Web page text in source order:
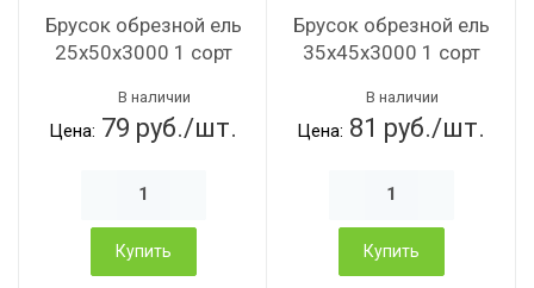
Брусок обрезной ель
25х50х3000 1 сорт
В наличии
Цена: 79 руб./шт.
Купить
Брусок обрезной ель
35х45х3000 1 сорт
В наличии
Цена: 81 руб./шт.
Купить